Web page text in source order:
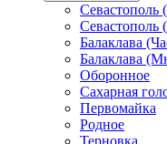
Севастополь
Балаклава
Балаклава
Оборонное
Сахарная
Первомайка
Родное
Терновка